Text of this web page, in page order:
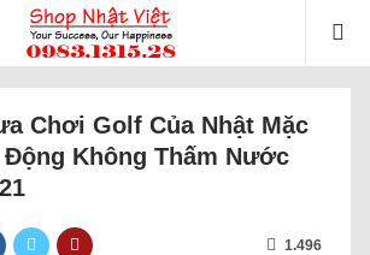
Chơi Golf Của Nhật Mặc
Động Không Thấm Nước
1.496